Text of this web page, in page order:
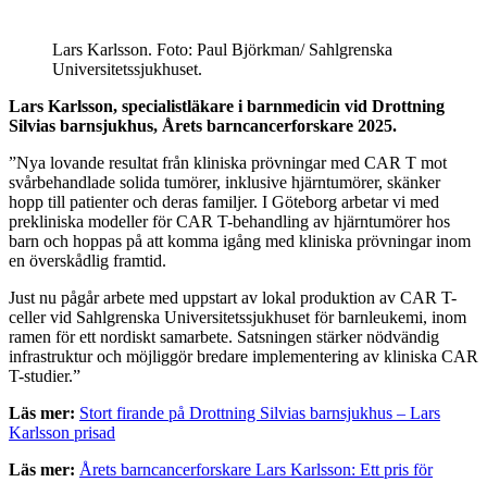
Lars Karlsson. Foto: Paul Björkman/ Sahlgrenska
Universitetssjukhuset.
Lars Karlsson, specialistläkare i barnmedicin vid Drottning
Silvias barnsjukhus, Årets barncancerforskare 2025.
”Nya lovande resultat från kliniska prövningar med CAR T mot
svårbehandlade solida tumörer, inklusive hjärntumörer, skänker
hopp till patienter och deras familjer. I Göteborg arbetar vi med
prekliniska modeller för CAR T-behandling av hjärntumörer hos
barn och hoppas på att komma igång med kliniska prövningar inom
en överskådlig framtid.
Just nu pågår arbete med uppstart av lokal produktion av CAR T-
celler vid Sahlgrenska Universitetssjukhuset för barnleukemi, inom
ramen för ett nordiskt samarbete. Satsningen stärker nödvändig
infrastruktur och möjliggör bredare implemente­ring av kliniska CAR
T-studier.”
Läs mer: Stort firande på Drottning Silvias barnsjukhus – Lars
Karlsson prisad
Läs mer: Årets barncancerforskare Lars Karlsson: Ett pris för